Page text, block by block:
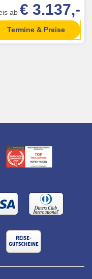
ab € 3.137,-
Termine & Preise